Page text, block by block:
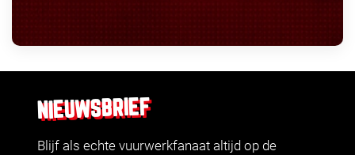
NIEUWSBRIEF
Blijf als echte vuurwerkfanaat altijd op de